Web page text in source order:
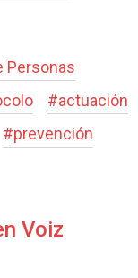
Personas
#actuación
#prevención
Voiz